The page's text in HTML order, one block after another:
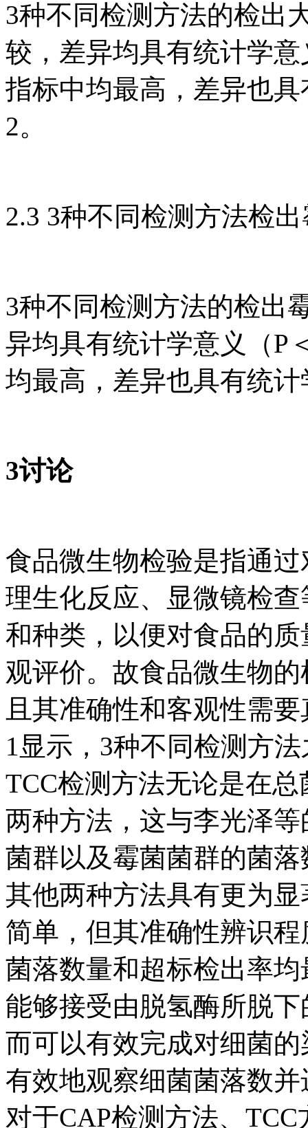
3种不同检测方法的检出
较，差异均具有统计学
指标中均最高，差异也
2。
2.3 3种不同检测方法检
3种不同检测方法的检出
异均具有统计学意义（P
均最高，差异也具有统
3讨论
食品微生物检验是指通
理生化反应、显微镜检
和种类，以便对食品的
观评价。故食品微生物
且其准确性和客观性需
1显示，3种不同检测方
TCC检测方法无论是在
两种方法，这与李光泽
菌群以及霉菌菌群的菌
其他两种方法具有更为
简单，但其准确性辨识
菌落数量和超标检出率
能够接受由脱氢酶所脱
而可以有效完成对细菌
有效地观察细菌菌落数
对于CAP检测方法、